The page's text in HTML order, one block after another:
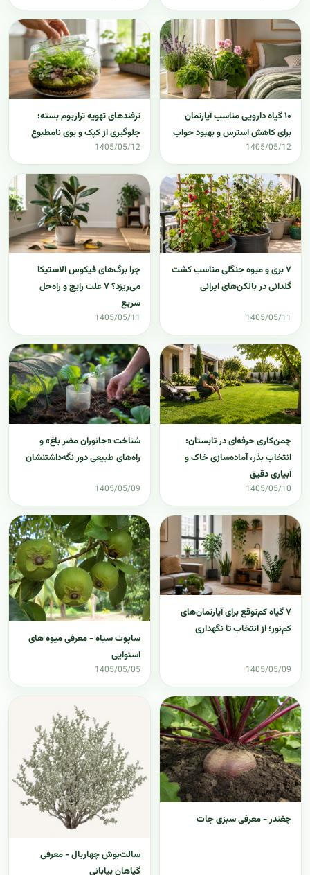
۱۰ گیاه دارویی مناسب آپارتمان
برای کاهش استرس و بهبود خواب
1405/05/12
ترفندهای تهویه تراریوم بسته؛
جلوگیری از کپک و بوی نامطبوع
1405/05/12
۷ بری و میوه جنگلی مناسب کشت
گلدانی در بالکن‌های ایرانی
1405/05/11
چرا برگ‌های فیکوس الاستیکا
می‌ریزد؟ ۷ علت رایج و راه‌حل
سریع
1405/05/11
چمن‌کاری حرفه‌ای در تابستان:
انتخاب بذر، آماده‌سازی خاک و
آبیاری دقیق
1405/05/10
شناخت «جانوران مضر باغ» و
راه‌های طبیعی دور نگه‌داشتنشان
1405/05/09
۷ گیاه کم‌توقع برای آپارتمان‌های
کم‌نور؛ از انتخاب تا نگهداری
1405/05/09
ساپوت سیاه - معرفی میوه های
استوایی
1405/05/05
چغندر - معرفی سبزی جات
سالت‌بوش چهاربال - معرفی
گیاهان بیابانی